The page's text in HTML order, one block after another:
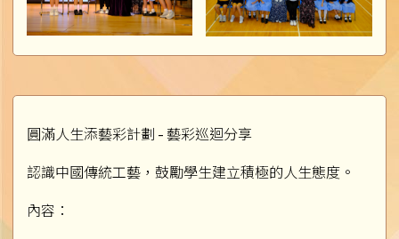
圓滿人生添藝彩計劃 - 藝彩巡迴分享
認識中國傳統工藝，鼓勵學生建立積極的人生態度。
內容：